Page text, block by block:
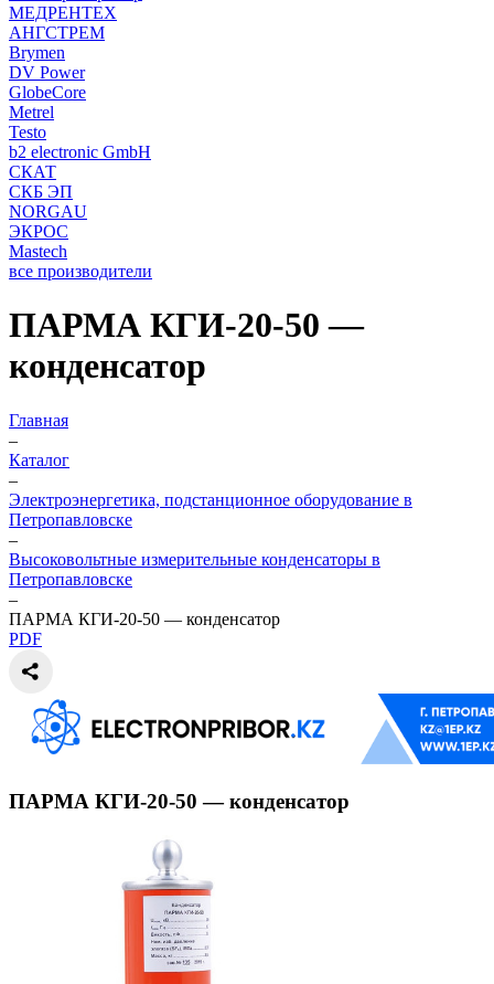
МЕДРЕНТЕХ
АНГСТРЕМ
Brymen
DV Power
GlobeCore
Metrel
Testo
b2 electronic GmbH
СКАТ
СКБ ЭП
NORGAU
ЭКРОС
Mastech
все производители
ПАРМА КГИ-20-50 —
конденсатор
Главная
–
Каталог
–
Электроэнергетика, подстанционное оборудование в
Петропавловске
–
Высоковольтные измерительные конденсаторы в
Петропавловске
–
ПАРМА КГИ-20-50 — конденсатор
PDF
ПАРМА КГИ-20-50 — конденсатор